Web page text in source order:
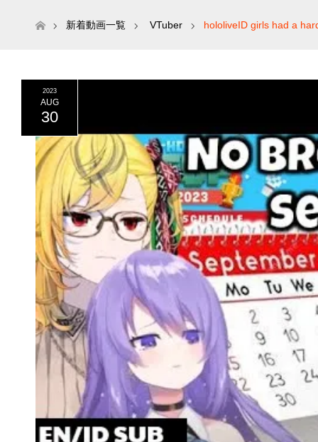
ホーム新着動画一覧 VTuber hololiveID girls had a
2023
AUG
30